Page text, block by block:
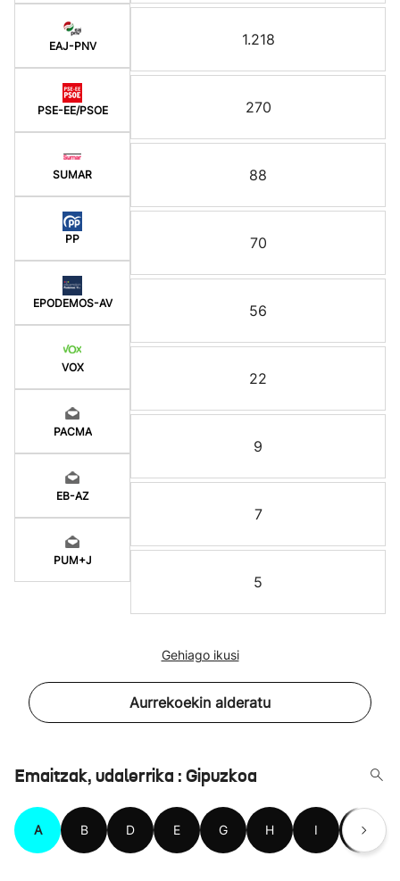
EAJ-PNV
PSE-EE/PSOE
SUMAR
PP
EPODEMOS-AV
VOX
PACMA
EB-AZ
PUM+J
1.218
270
88
70
56
22
9
7
5
Gehiago ikusi
Aurrekoekin alderatu
Emaitzak, udalerrika : Gipuzkoa
A B D E G H I L